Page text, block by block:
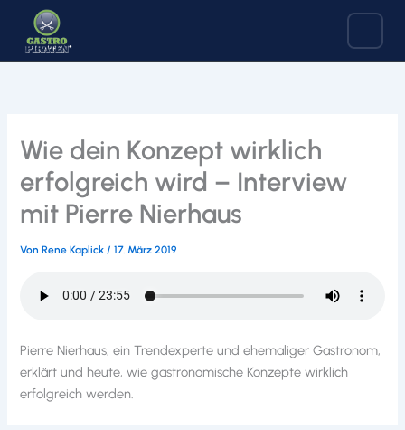
springen
Wie dein Konzept wirklich
erfolgreich wird – Interview
mit Pierre Nierhaus
VonRene Kaplick/17. März 2019
Pierre Nierhaus, ein Trendexperte und ehemaliger Gastronom,
erklärt und heute, wie gastronomische Konzepte wirklich
erfolgreich werden.